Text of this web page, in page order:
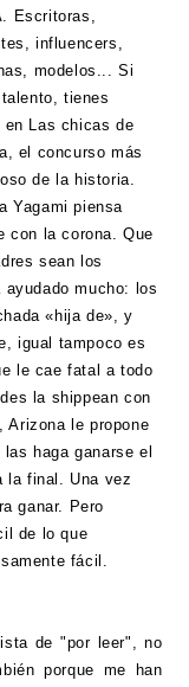
Escritoras,
influencers,
modelos... Si
tienes
en Las chicas de
el concurso más
de la historia.
Yagami piensa
con la corona. Que
sean los
mucho: los
«hija de», y
igual tampoco es
le cae fatal a todo
la shippean con
Arizona le propone
haga ganarse el
la final. Una vez
ganar. Pero
de lo que
fácil.
de "por leer", no
porque me han